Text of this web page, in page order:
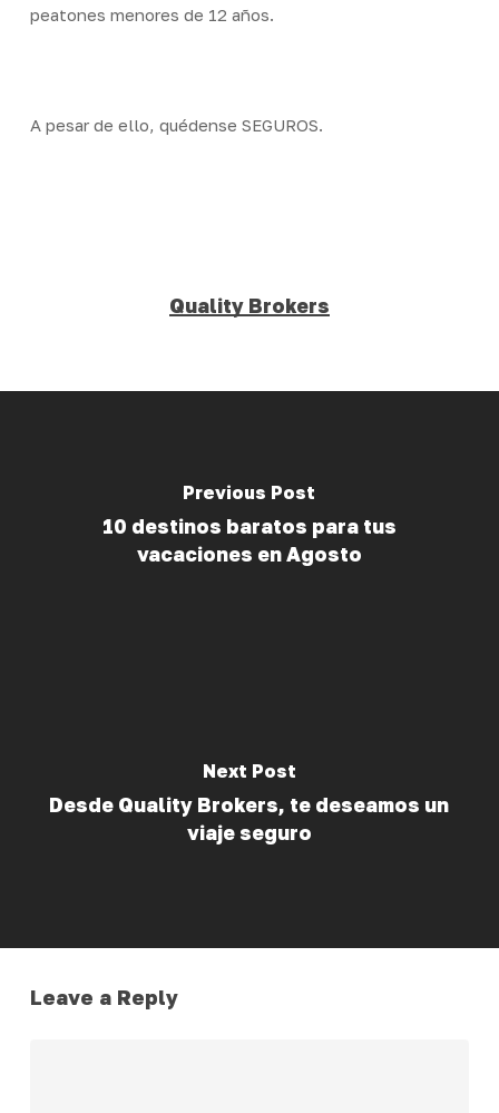
peatones menores de 12 años.
A pesar de ello, quédense SEGUROS.
Quality Brokers
Previous Post
10 destinos baratos para tus
vacaciones en Agosto
Next Post
Desde Quality Brokers, te deseamos un
viaje seguro
Leave a Reply